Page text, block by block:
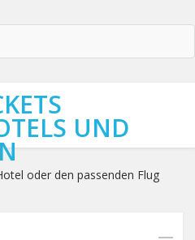
UND
oder den passenden Flug